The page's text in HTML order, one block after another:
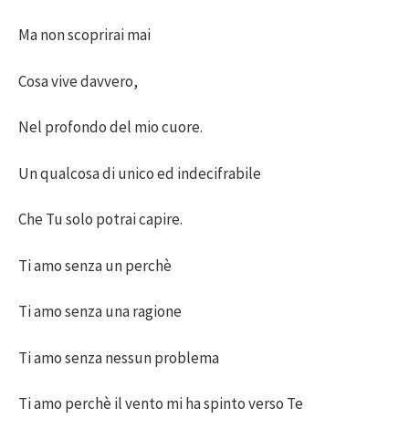
Ma non scoprirai mai
Cosa vive davvero,
Nel profondo del mio cuore.
Un qualcosa di unico ed indecifrabile
Che Tu solo potrai capire.
Ti amo senza un perchè
Ti amo senza una ragione
Ti amo senza nessun problema
Ti amo perchè il vento mi ha spinto verso Te